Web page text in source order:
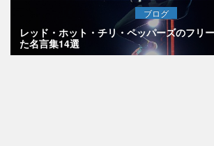
ブログ
レッド・ホット・チリ・ペッパーズのフリ
た名言集14選